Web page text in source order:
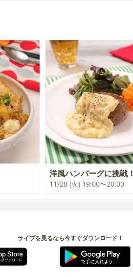
洋風ハンバーグに挑戦！
11/28 (火) 19:00〜20:00
ライブを見るなら今すぐダウンロード！